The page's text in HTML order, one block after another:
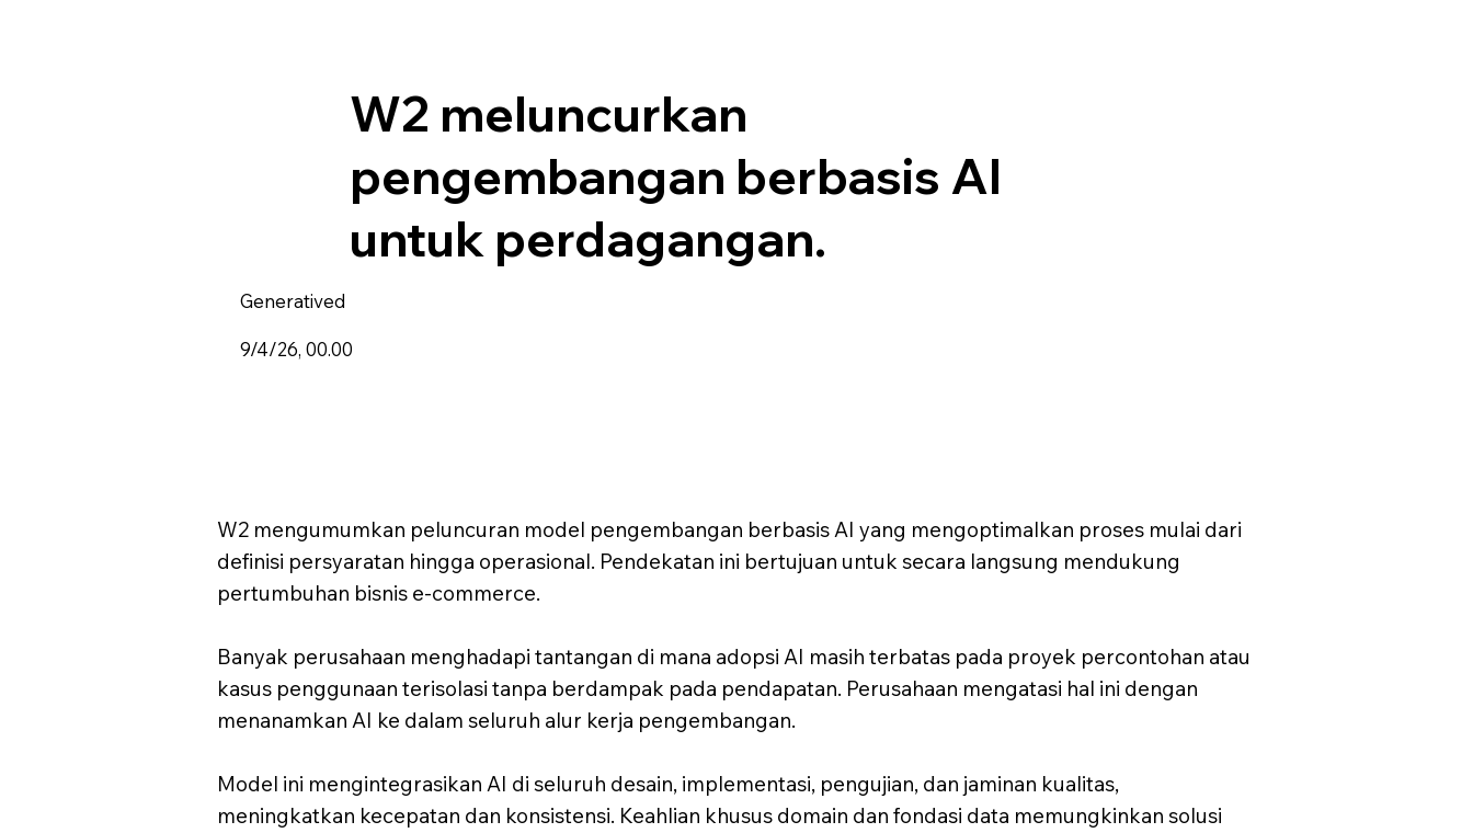
W2 meluncurkan
pengembangan berbasis AI
untuk perdagangan.
Generatived
9/4/26, 00.00
W2 mengumumkan peluncuran model pengembangan berbasis AI yang mengoptimalkan proses mulai dari
definisi persyaratan hingga operasional. Pendekatan ini bertujuan untuk secara langsung mendukung
pertumbuhan bisnis e-commerce.
Banyak perusahaan menghadapi tantangan di mana adopsi AI masih terbatas pada proyek percontohan atau
kasus penggunaan terisolasi tanpa berdampak pada pendapatan. Perusahaan mengatasi hal ini dengan
menanamkan AI ke dalam seluruh alur kerja pengembangan.
Model ini mengintegrasikan AI di seluruh desain, implementasi, pengujian, dan jaminan kualitas,
meningkatkan kecepatan dan konsistensi. Keahlian khusus domain dan fondasi data memungkinkan solusi